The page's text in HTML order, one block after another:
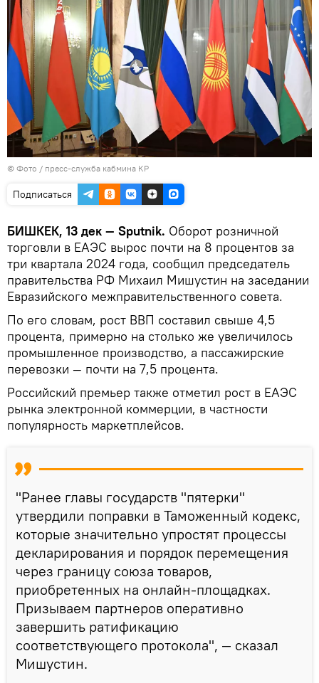
© Фото / пресс-служба кабмина КР
Подписаться
БИШКЕК, 13 дек — Sputnik. Оборот розничной
торговли в ЕАЭС вырос почти на 8 процентов за
три квартала 2024 года, сообщил председатель
правительства РФ Михаил Мишустин на заседании
Евразийского межправительственного совета.
По его словам, рост ВВП составил свыше 4,5
процента, примерно на столько же увеличилось
промышленное производство, а пассажирские
перевозки — почти на 7,5 процента.
Российский премьер также отметил рост в ЕАЭС
рынка электронной коммерции, в частности
популярность маркетплейсов.
"Ранее главы государств "пятерки"
утвердили поправки в Таможенный кодекс,
которые значительно упростят процессы
декларирования и порядок перемещения
через границу союза товаров,
приобретенных на онлайн-площадках.
Призываем партнеров оперативно
завершить ратификацию
соответствующего протокола", — сказал
Мишустин.